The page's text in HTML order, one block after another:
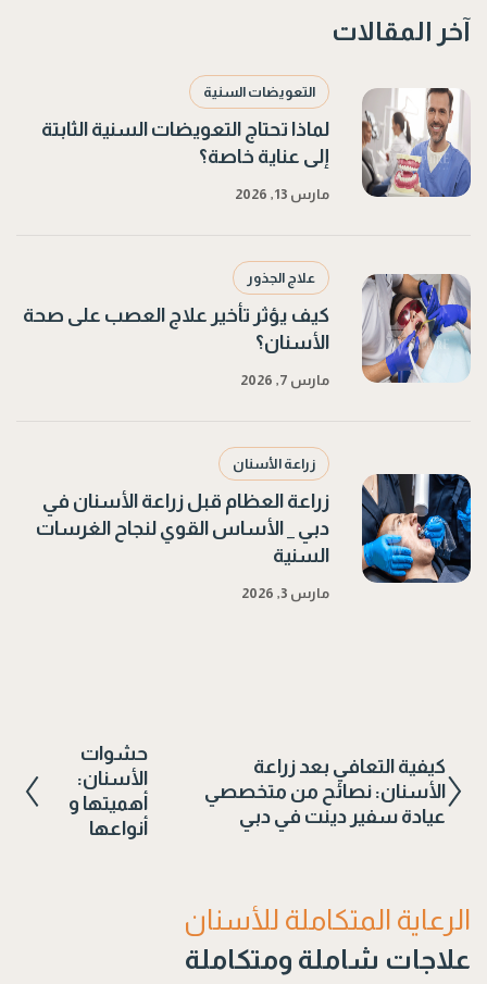
آخر المقالات
التعويضات السنية
لماذا تحتاج التعويضات السنية الثابتة
إلى عناية خاصة؟
مارس 13, 2026
علاج الجذور
كيف يؤثر تأخير علاج العصب على صحة
الأسنان؟
مارس 7, 2026
زراعة الأسنان
زراعة العظام قبل زراعة الأسنان في
دبي _ الأساس القوي لنجاح الغرسات
السنية
مارس 3, 2026
حشوات
الأسنان:
أهميتها و
أنواعها
كيفية التعافي بعد زراعة
الأسنان: نصائح من متخصصي
عيادة سفير دينت في دبي
الرعاية المتكاملة للأسنان
علاجات شاملة ومتكاملة